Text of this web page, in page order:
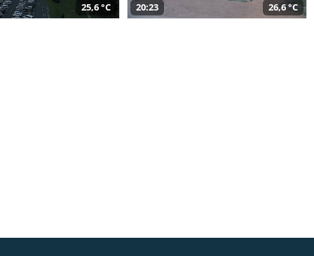
25,6 °C 20:23 26,6 °C